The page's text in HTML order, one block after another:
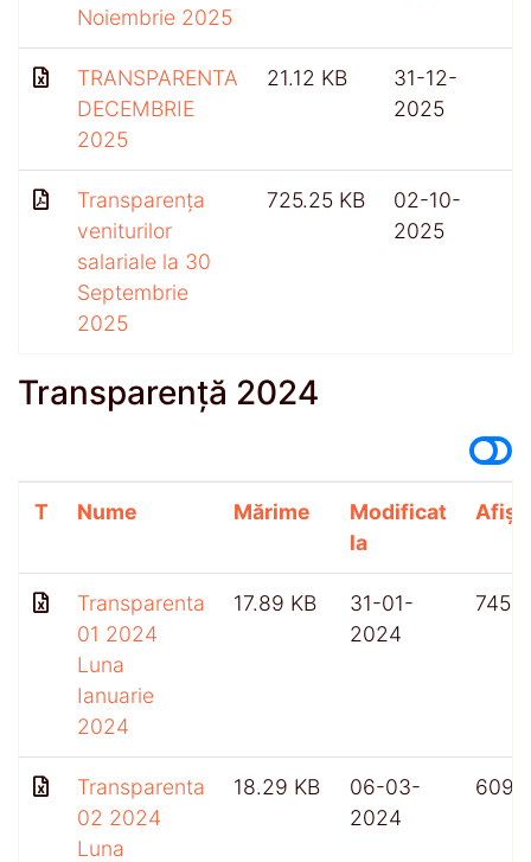
Noiembrie 2025
TRANSPARENTA
DECEMBRIE
2025
21.12 KB
31-12-
2025
Transparența
veniturilor
salariale la 30
Septembrie
2025
725.25 KB
02-10-
2025
Transparență 2024
T Nume Mărime
Modificat
la
Transparenta
01 2024
Luna
Ianuarie
2024
17.89 KB
31-01-
2024
745
Transparenta
02 2024
Luna
18.29 KB
06-03-
2024
609